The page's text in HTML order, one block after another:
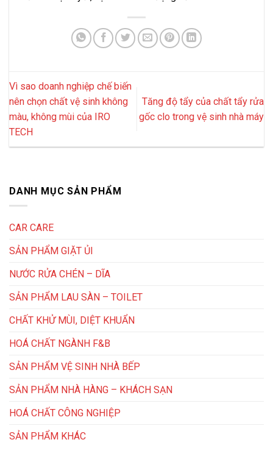
Vì sao doanh nghiệp chế biến
nên chọn chất vệ sinh không
màu, không mùi của IRO
TECH
Tăng độ tẩy của chất tẩy rửa
gốc clo trong vệ sinh nhà máy
DANH MỤC SẢN PHẨM
CAR CARE
SẢN PHẨM GIẶT ỦI
NƯỚC RỬA CHÉN – DĨA
SẢN PHẨM LAU SÀN – TOILET
CHẤT KHỬ MÙI, DIỆT KHUẨN
HOÁ CHẤT NGÀNH F&B
SẢN PHẨM VỆ SINH NHÀ BẾP
SẢN PHẨM NHÀ HÀNG – KHÁCH SẠN
HOÁ CHẤT CÔNG NGHIỆP
SẢN PHẨM KHÁC